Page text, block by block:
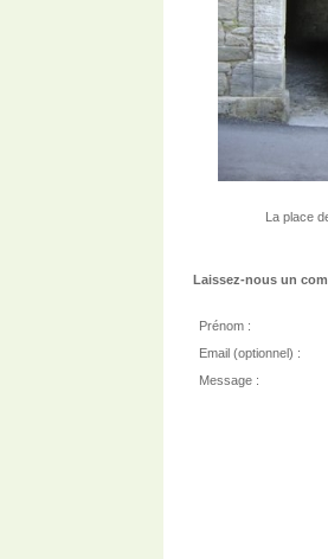
La place
Laissez-nous un
Prénom :
Email (optionnel) :
Message :